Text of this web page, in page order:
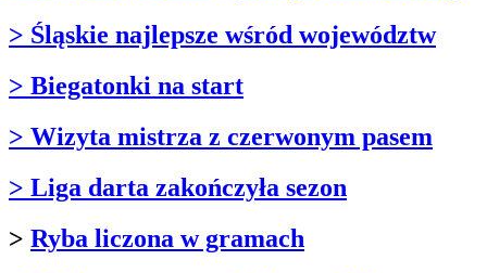
> Śląskie najlepsze wśród województw
> Biegatonki na start
> Wizyta mistrza z czerwonym pasem
> Liga darta zakończyła sezon
> Ryba liczona w gramach